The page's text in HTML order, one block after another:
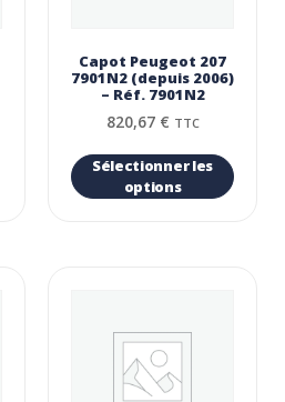
Capot Peugeot 207
7901N2 (depuis 2006)
– Réf. 7901N2
820,67 € TTC
Sélectionner les
options